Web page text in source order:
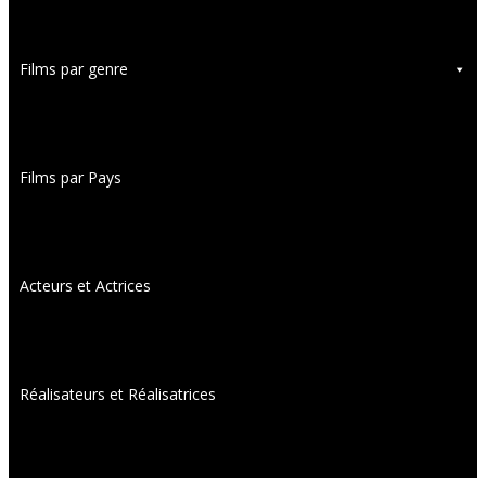
Films par genre
Films par Pays
Acteurs et Actrices
Réalisateurs et Réalisatrices